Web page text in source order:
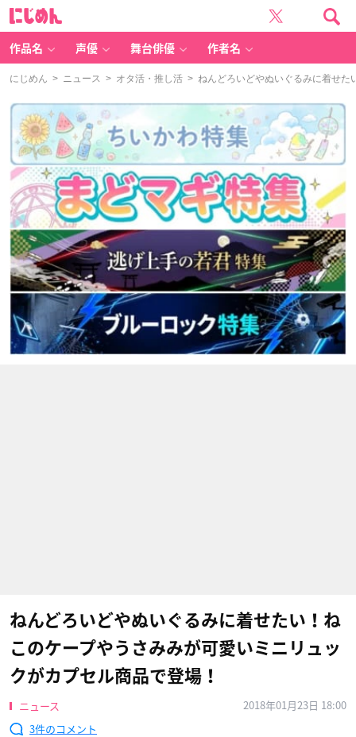
作品名 声優 舞台俳優 作者名
にじめん > ニュース > オタ活・推し活 > ねんどろいどやぬいぐるみに着せた
ねんどろいどやぬいぐるみに着せたい！ね
このケープやうさみみが可愛いミニリュッ
クがカプセル商品で登場！
ニュース
2018年01月23日 18:00
3